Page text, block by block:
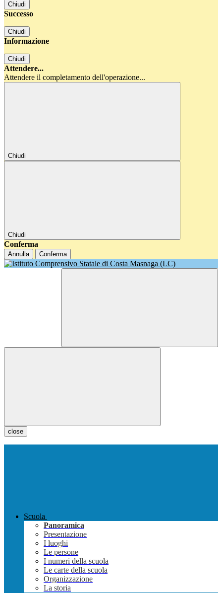
Chiudi
Successo
Chiudi
Informazione
Chiudi
Attendere...
Attendere il completamento dell'operazione...
Chiudi
Chiudi
Conferma
Annulla Conferma
close
Scuola
Panoramica
Presentazione
I luoghi
Le persone
I numeri della scuola
Le carte della scuola
Organizzazione
La storia